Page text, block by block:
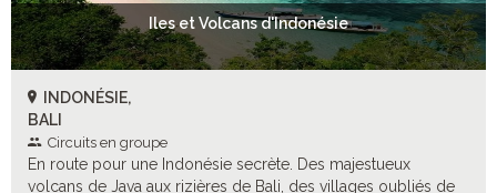
Iles et Volcans d'Indonésie
INDONÉSIE,
BALI
Circuits en groupe
En route pour une Indonésie secrète. Des majestueux
volcans de Java aux rizières de Bali, des villages oubliés de